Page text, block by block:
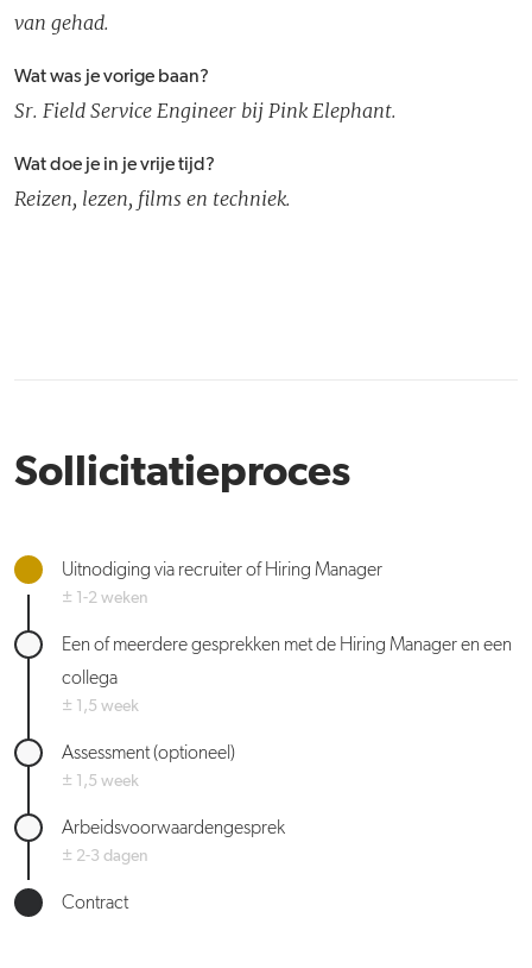
van gehad.
Wat was je vorige baan?
Sr. Field Service Engineer bij Pink Elephant.
Wat doe je in je vrije tijd?
Reizen, lezen, films en techniek.
Sollicitatieproces
Uitnodiging via recruiter of Hiring Manager
± 1-2 weken
Een of meerdere gesprekken met de Hiring Manager en een
collega
± 1,5 week
Assessment (optioneel)
± 1,5 week
Arbeidsvoorwaardengesprek
± 2-3 dagen
Contract